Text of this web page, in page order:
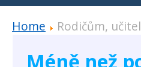
Home Rodičům,
Méně než